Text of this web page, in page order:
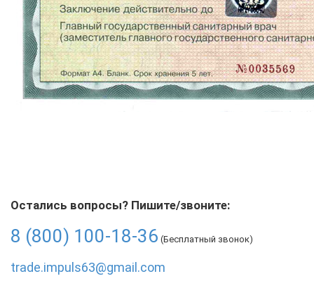
Остались вопросы? Пишите/звоните:
8 (800) 100-18-36 (Бесплатный звонок)
trade.impuls63@gmail.com